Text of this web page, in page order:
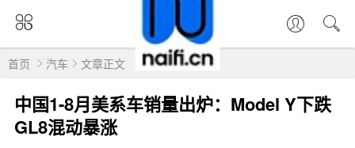
首页 汽车 文章正文
中国1-8月美系车销量出炉：Model Y下跌
GL8混动暴涨